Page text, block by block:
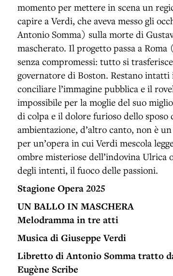
momento per mettere in scena un
capire a Verdi, che aveva messo gli
Antonio Somma) sulla morte di
mascherato. Il progetto passa a
senza compromessi: tutto si
governatore di Boston. Restano intatti
conciliare l’immagine pubblica e il
impossibile per la moglie del suo
di colpa e il dolore furioso dello
ambientazione, d’altro canto, non è
per un’opera in cui Verdi mescola
ombre misteriose dell’indovina Ulrica
degli intenti, il fuoco delle passioni.
Stagione Opera 2025
UN BALLO IN MASCHERA
Melodramma in tre atti
Musica di Giuseppe Verdi
Libretto di Antonio Somma tratto
Eugène Scribe